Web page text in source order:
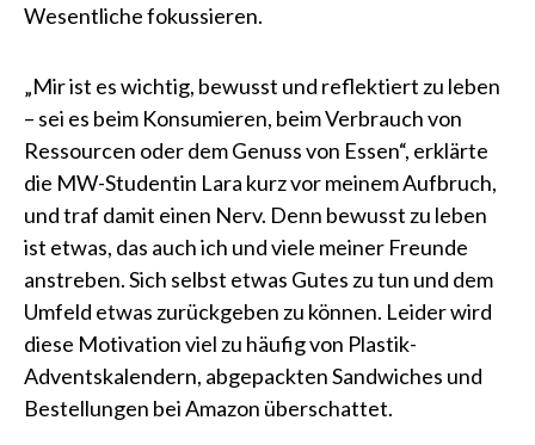
Wesentliche fokussieren.
„Mir ist es wichtig, bewusst und reflektiert zu leben
– sei es beim Konsumieren, beim Verbrauch von
Ressourcen oder dem Genuss von Essen“, erklärte
die MW-Studentin Lara kurz vor meinem Aufbruch,
und traf damit einen Nerv. Denn bewusst zu leben
ist etwas, das auch ich und viele meiner Freunde
anstreben. Sich selbst etwas Gutes zu tun und dem
Umfeld etwas zurückgeben zu können. Leider wird
diese Motivation viel zu häufig von Plastik-
Adventskalendern, abgepackten Sandwiches und
Bestellungen bei Amazon überschattet.